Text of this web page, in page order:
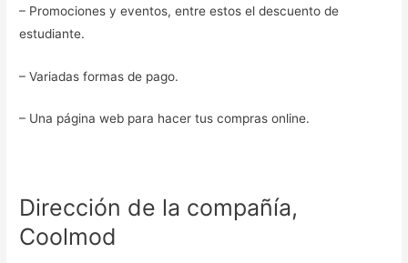
– Promociones y eventos, entre estos el descuento de
estudiante.
– Variadas formas de pago.
– Una página web para hacer tus compras online.
Dirección de la compañía,
Coolmod